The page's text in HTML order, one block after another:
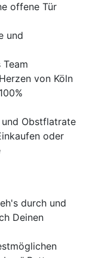
offene Tür
und
von Köln
Obstflatrate
oder
durch und
Deinen